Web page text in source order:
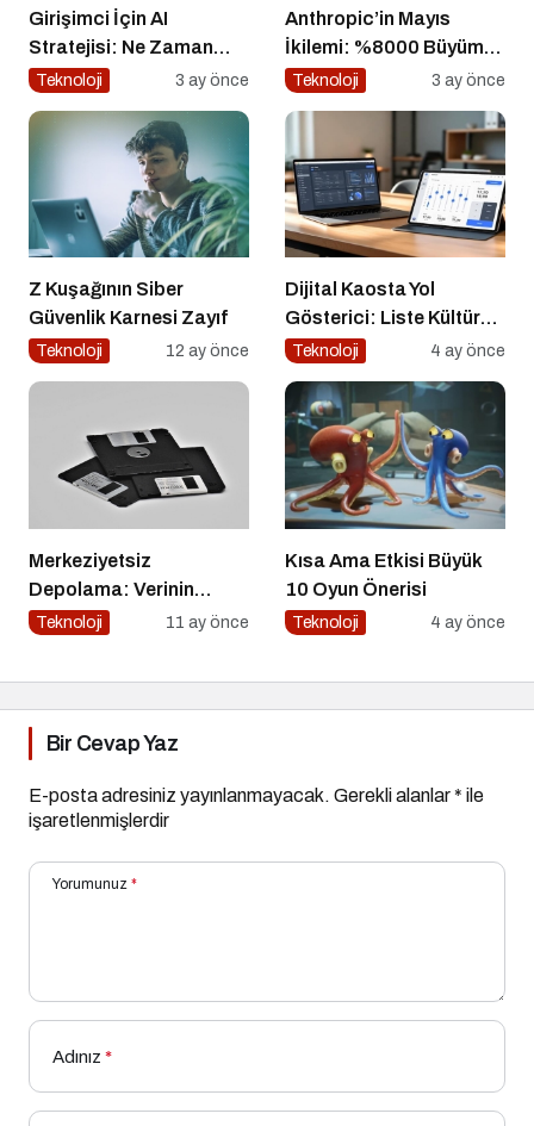
Girişimci İçin AI
Stratejisi: Ne Zaman
‘Build’, Ne Zaman ‘Buy’?
Teknoloji 3 ay önce
Anthropic’in Mayıs
İkilemi: %8000 Büyüme
+ Kendini Geliştiren
Teknoloji 3 ay önce
Z Kuşağının Siber
Güvenlik Karnesi Zayıf
Teknoloji 12 ay önce
Dijital Kaosta Yol
Gösterici: Liste Kültürü
ve İnteraktif Çözümlerin
Teknoloji 4 ay önce
Merkeziyetsiz
Depolama: Verinin
Geleceği Web3 ile
Teknoloji 11 ay önce
Kısa Ama Etkisi Büyük
10 Oyun Önerisi
Teknoloji 4 ay önce
Bir Cevap Yaz
E-posta adresiniz yayınlanmayacak. Gerekli alanlar* ile
işaretlenmişlerdir
Yorumunuz *
Adınız *